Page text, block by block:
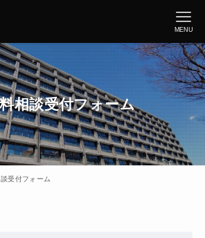
MENU
相談受付フォーム
受付フォーム